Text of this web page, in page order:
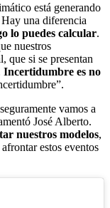
está generando
una diferencia
lo puedes calcular.
nuestros
que si se presentan
Incertidumbre es no
vamos a
José Alberto.
nuestros modelos,
estos eventos